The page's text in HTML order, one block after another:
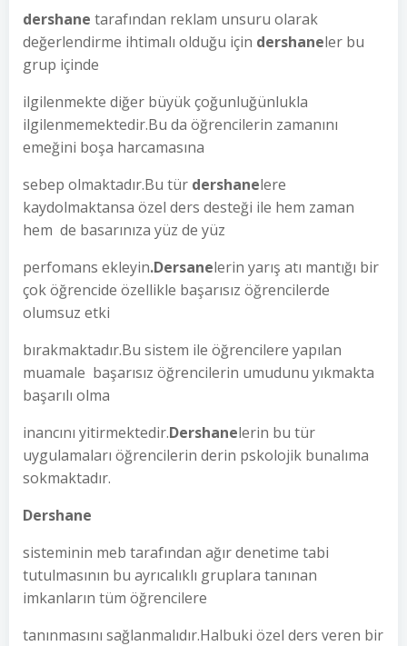
dershane tarafından reklam unsuru olarak
değerlendirme ihtimalı olduğu için dershaneler bu
grup içinde
ilgilenmekte diğer büyük çoğunluğünlukla
ilgilenmemektedir.Bu da öğrencilerin zamanını
emeğini boşa harcamasına
sebep olmaktadır.Bu tür dershanelere
kaydolmaktansa özel ders desteği ile hem zaman
hem de basarınıza yüz de yüz
perfomans ekleyin.Dersanelerin yarış atı mantığı bir
çok öğrencide özellikle başarısız öğrencilerde
olumsuz etki
bırakmaktadır.Bu sistem ile öğrencilere yapılan
muamale başarısız öğrencilerin umudunu yıkmakta
başarılı olma
inancını yitirmektedir.Dershanelerin bu tür
uygulamaları öğrencilerin derin pskolojik bunalıma
sokmaktadır.
Dershane
sisteminin meb tarafından ağır denetime tabi
tutulmasının bu ayrıcalıklı gruplara tanınan
imkanların tüm öğrencilere
tanınmasını sağlanmalıdır.Halbuki özel ders veren bir